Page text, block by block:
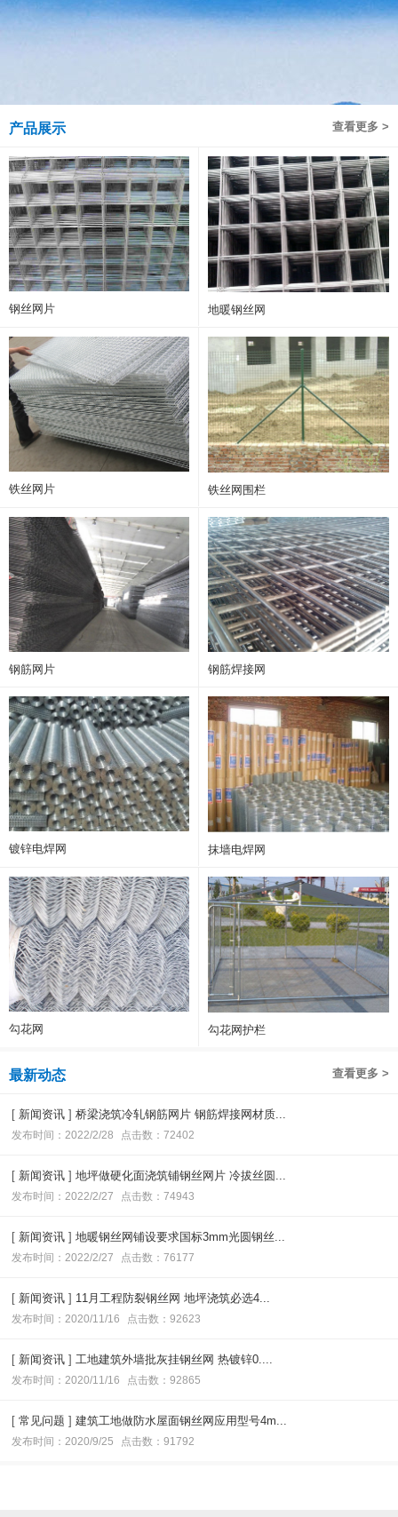
查看更多 >
产品展示
钢丝网片 地暖钢丝网
铁丝网片 铁丝网围栏
钢筋网片 钢筋焊接网
镀锌电焊网 抹墙电焊网
勾花网 勾花网护栏
查看更多 >
最新动态
[ 新闻资讯 ] 桥梁浇筑冷轧钢筋网片 钢筋焊接网材质...
发布时间：2022/2/28 点击数：72402
[ 新闻资讯 ] 地坪做硬化面浇筑铺钢丝网片 冷拔丝圆...
发布时间：2022/2/27 点击数：74943
[ 新闻资讯 ] 地暖钢丝网铺设要求国标3mm光圆钢丝...
发布时间：2022/2/27 点击数：76177
[ 新闻资讯 ] 11月工程防裂钢丝网 地坪浇筑必选4...
发布时间：2020/11/16 点击数：92623
[ 新闻资讯 ] 工地建筑外墙批灰挂钢丝网 热镀锌0....
发布时间：2020/11/16 点击数：92865
[ 常见问题 ] 建筑工地做防水屋面钢丝网应用型号4m...
发布时间：2020/9/25 点击数：91792